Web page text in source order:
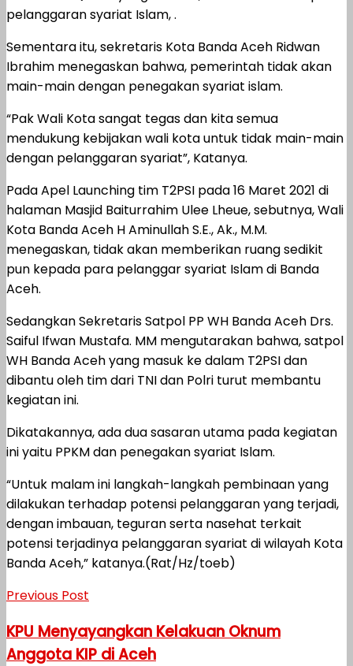
pelanggaran syariat Islam, .
Sementara itu, sekretaris Kota Banda Aceh Ridwan
Ibrahim menegaskan bahwa, pemerintah tidak akan
main-main dengan penegakan syariat islam.
“Pak Wali Kota sangat tegas dan kita semua
mendukung kebijakan wali kota untuk tidak main-main
dengan pelanggaran syariat”, Katanya.
Pada Apel Launching tim T2PSI pada 16 Maret 2021 di
halaman Masjid Baiturrahim Ulee Lheue, sebutnya, Wali
Kota Banda Aceh H Aminullah S.E., Ak., M.M.
menegaskan, tidak akan memberikan ruang sedikit
pun kepada para pelanggar syariat Islam di Banda
Aceh.
Sedangkan Sekretaris Satpol PP WH Banda Aceh Drs.
Saiful Ifwan Mustafa. MM mengutarakan bahwa, satpol
WH Banda Aceh yang masuk ke dalam T2PSI dan
dibantu oleh tim dari TNI dan Polri turut membantu
kegiatan ini.
Dikatakannya, ada dua sasaran utama pada kegiatan
ini yaitu PPKM dan penegakan syariat Islam.
“Untuk malam ini langkah-langkah pembinaan yang
dilakukan terhadap potensi pelanggaran yang terjadi,
dengan imbauan, teguran serta nasehat terkait
potensi terjadinya pelanggaran syariat di wilayah Kota
Banda Aceh,” katanya.(Rat/Hz/toeb)
Previous Post
KPU Menyayangkan Kelakuan Oknum
Anggota KIP di Aceh